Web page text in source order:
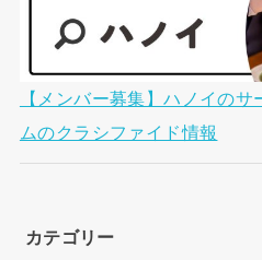
【メンバー募集】ハノイの
ムのクラシファイド情報
カテゴリー